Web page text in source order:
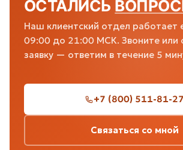
ОСТАЛИСЬ
Наш клиентский отдел работает
09:00 до 21:00 МСК. Звоните или
заявку — ответим в течение 5
+7 (800) 511-81-27
Связаться со мной